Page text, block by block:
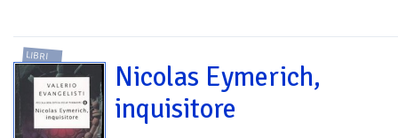
LIBRI
Nicolas Eymerich,
inquisitore